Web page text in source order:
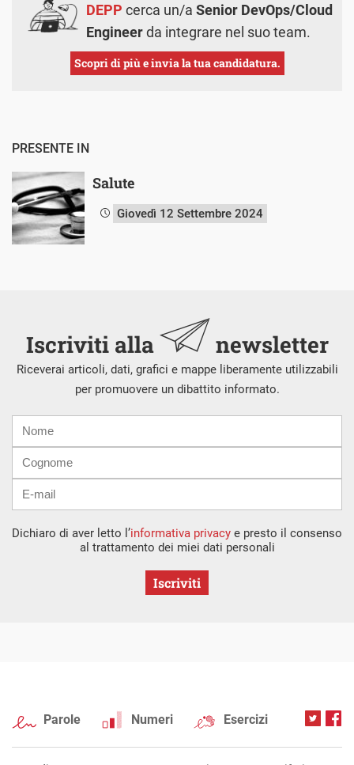
DEPP cerca un/a Senior DevOps/Cloud
Engineerda integrare nel suo team.
Scopri di più e invia la tua candidatura.
PRESENTE IN
Salute
Giovedì 12 Settembre 2024
Iscriviti alla newsletter
Riceverai articoli, dati, grafici e mappe liberamente utilizzabili
per promuovere un dibattito informato.
mail
Dichiaro di aver letto l’informativa privacy e presto il consenso
al trattamento dei miei dati personali
Iscriviti
Parole Numeri Esercizi